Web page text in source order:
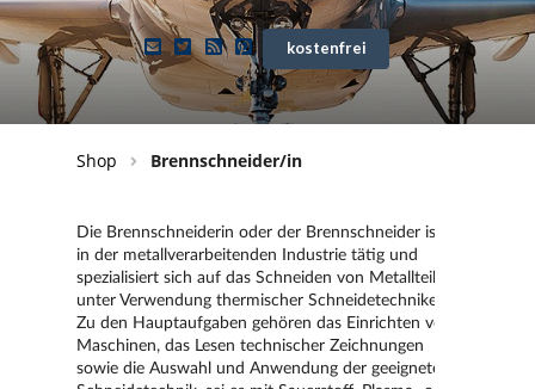
kostenfrei
Shop Brennschneider/in